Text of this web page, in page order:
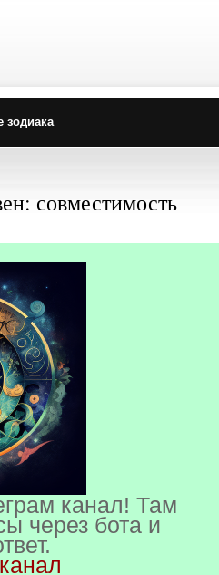
зодиака
совместимость
канал! Там
через бота и